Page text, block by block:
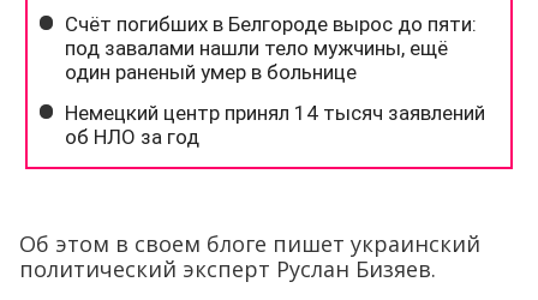
Об этом в своем блоге пишет украинский
политический эксперт Руслан Бизяев.